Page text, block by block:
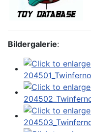
Bildergalerie: